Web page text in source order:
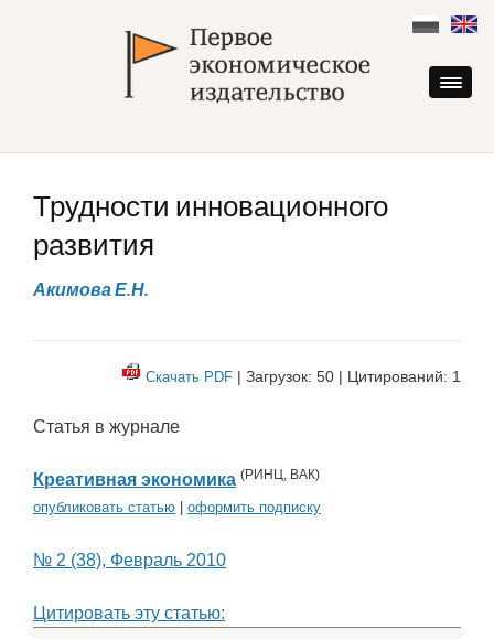
content
Трудности инновационного
развития
Акимова Е.Н.
Скачать PDF | Загрузок: 50 | Цитирований: 1
Статья в журнале
Креативная экономика (РИНЦ, ВАК)
опубликовать статью оформить подписку
№ 2 (38), Февраль 2010
Цитировать эту статью: